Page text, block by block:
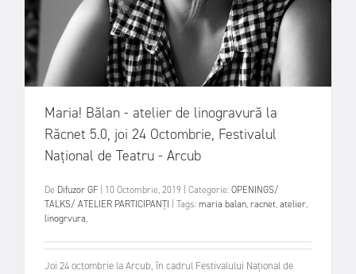
Maria! Bălan - atelier de linogravură la
Răcnet 5.0, joi 24 Octombrie, Festivalul
Național de Teatru - Arcub
De Difuzor GF 10 Octombrie, 2019 Categorie:OPENINGS/
TALKS/ ATELIER PARTICIPANȚI Tags:maria balan,racnet,atelier,
linogrvura,
Joi 24 octombrie la Arcub, în cadrul Festivalului Național de